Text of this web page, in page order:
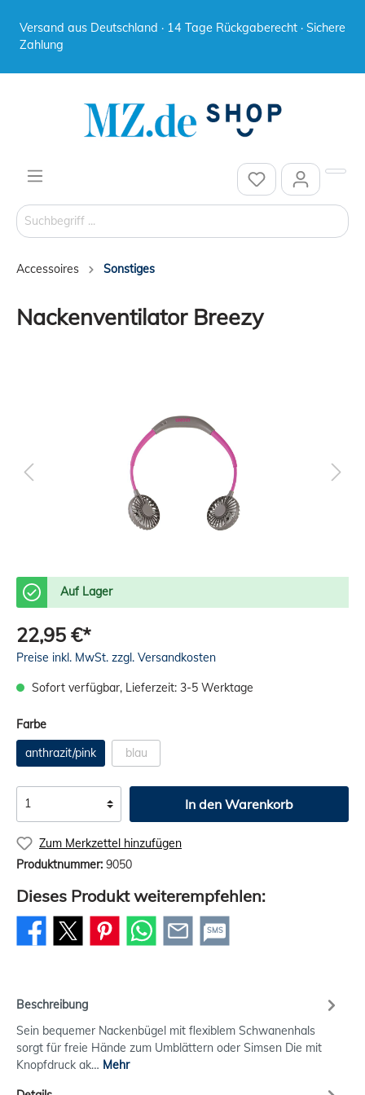
Versand aus Deutschland · 14 Tage Rückgaberecht · Sichere
Zahlung
Accessoires Sonstiges
Nackenventilator Breezy
Auf Lager
22,95 €*
Preise inkl. MwSt. zzgl. Versandkosten
Sofort verfügbar, Lieferzeit: 3-5 Werktage
Farbe
anthrazit/pink
blau
In den Warenkorb
Zum Merkzettel hinzufügen
Produktnummer: 9050
Dieses Produkt weiterempfehlen:
SMS
Beschreibung
Sein bequemer Nackenbügel mit flexiblem Schwanenhals
sorgt für freie Hände zum Umblättern oder Simsen Die mit
Knopfdruck ak… Mehr